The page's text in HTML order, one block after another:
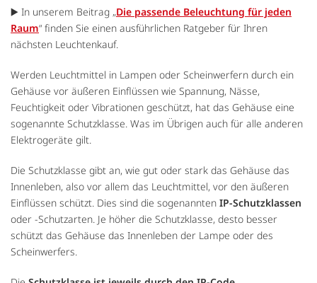
▶️ In unserem Beitrag „Die passende Beleuchtung für jeden
Raum“ finden Sie einen ausführlichen Ratgeber für Ihren
nächsten Leuchtenkauf.
Werden Leuchtmittel in Lampen oder Scheinwerfern durch ein
Gehäuse vor äußeren Einflüssen wie Spannung, Nässe,
Feuchtigkeit oder Vibrationen geschützt, hat das Gehäuse eine
sogenannte Schutzklasse. Was im Übrigen auch für alle anderen
Elektrogeräte gilt.
Die Schutzklasse gibt an, wie gut oder stark das Gehäuse das
Innenleben, also vor allem das Leuchtmittel, vor den äußeren
Einflüssen schützt. Dies sind die sogenannten IP-Schutzklassen
oder -Schutzarten. Je höher die Schutzklasse, desto besser
schützt das Gehäuse das Innenleben der Lampe oder des
Scheinwerfers.